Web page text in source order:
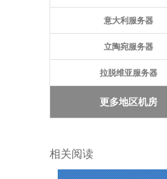
意大利服务器
立陶宛服务器
拉脱维亚服务器
更多地区机房
相关阅读